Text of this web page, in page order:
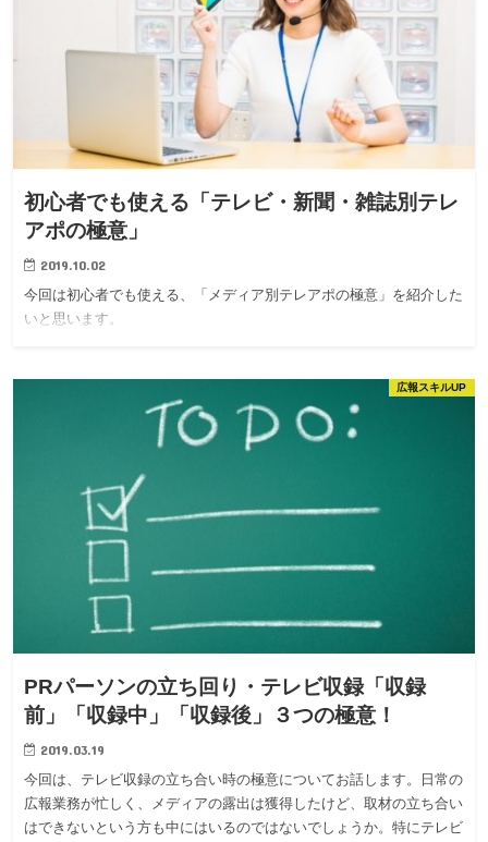
初心者でも使える「テレビ・新聞・雑誌別テレ
アポの極意」
2019.10.02
今回は初心者でも使える、「メディア別テレアポの極意」を紹介した
いと思います。
広報スキルUP
PRパーソンの立ち回り・テレビ収録「収録
前」「収録中」「収録後」３つの極意！
2019.03.19
今回は、テレビ収録の立ち合い時の極意についてお話します。日常の
広報業務が忙しく、メディアの露出は獲得したけど、取材の立ち合い
はできないという方も中にはいるのではないでしょうか。特にテレビ